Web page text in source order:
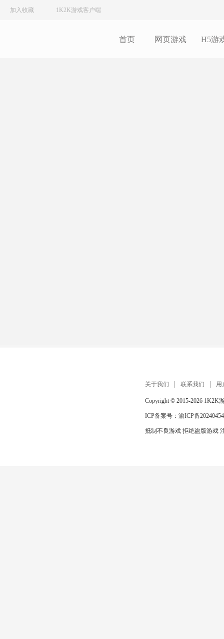
加入收藏 1K2K游戏客户端
首页 网页游戏 H5游
关于我们 联系我们 用
Copyright © 2015-2026 1K2K
ICP备案号： 渝ICP备
抵制不良游戏 拒绝盗版游戏